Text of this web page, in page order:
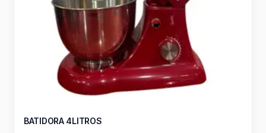
BATIDORA 4LITROS